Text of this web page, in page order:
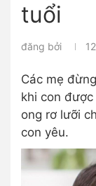
tuổi
đăng bởi
Các mẹ
khi con
ong rơ lưỡi
con yêu.